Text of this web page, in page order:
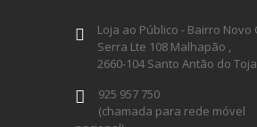
Loja ao Público - Bairro Novo
Serra Lte 108 Malhapão ,
2660-104 Santo Antão do
925 957 750
(chamada para rede móvel